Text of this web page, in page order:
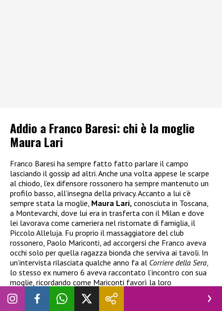
Addio a Franco Baresi: chi è la moglie
Maura Lari
Franco Baresi ha sempre fatto fatto parlare il campo
lasciando il gossip ad altri. Anche una volta appese le scarpe
al chiodo, l’ex difensore rossonero ha sempre mantenuto un
profilo basso, all’insegna della privacy. Accanto a lui c’è
sempre stata la moglie, Maura Lari, conosciuta in Toscana,
a Montevarchi, dove lui era in trasferta con il Milan e dove
lei lavorava come cameriera nel ristornate di famiglia, il
Piccolo Alleluja. Fu proprio il massaggiatore del club
rossonero, Paolo Mariconti, ad accorgersi che Franco aveva
occhi solo per quella ragazza bionda che serviva ai tavoli. In
un’intervista rilasciata qualche anno fa al Corriere della Sera
lo stesso ex numero 6 aveva raccontato l’incontro con sua
moglie, ricordando come Mariconti favorì la loro
conoscenza. Il massaggiatore, infatti, avrebbe detto voce
alta:
“Signorina, per favore, serva prima lui, perché è il capitano”.